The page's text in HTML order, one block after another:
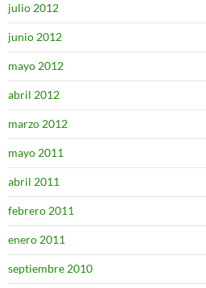
julio 2012
junio 2012
mayo 2012
abril 2012
marzo 2012
mayo 2011
abril 2011
febrero 2011
enero 2011
septiembre 2010